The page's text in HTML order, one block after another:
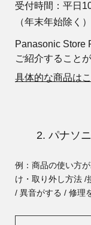
受付時間：平日
（年末年始除く）
Panasonic Store
ご紹介すること
具体的な商品は
2. パナソ
例：商品の使い方
け・取り外し方法 /
/ 異音がする / 修理